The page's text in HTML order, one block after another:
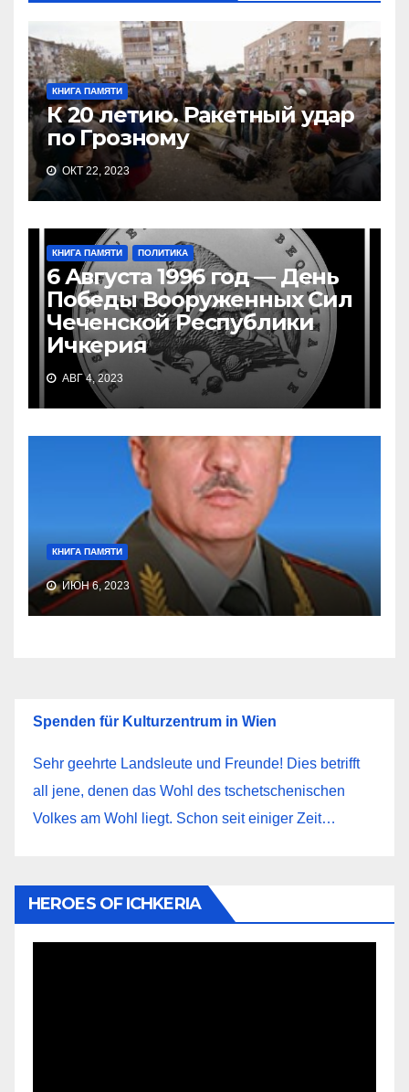
КНИГА ПАМЯТИ
К 20 летию. Ракетный удар
по Грозному
ОКТ 22, 2023
КНИГА ПАМЯТИ ПОЛИТИКА
6 Августа 1996 год — День
Победы Вооруженных Сил
Чеченской Республики
Ичкерия
АВГ 4, 2023
КНИГА ПАМЯТИ
ИЮН 6, 2023
Spenden für Kulturzentrum in Wien
Sehr geehrte Landsleute und Freunde! Dies betrifft
all jene, denen das Wohl des tschetschenischen
Volkes am Wohl liegt. Schon seit einiger Zeit…
HEROES OF ICHKERIA